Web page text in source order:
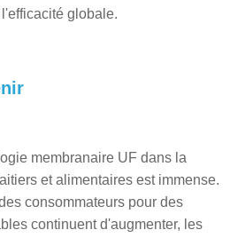
globale.
membranaire UF dans la
et alimentaires est immense.
consommateurs pour des
continuent d'augmenter, les